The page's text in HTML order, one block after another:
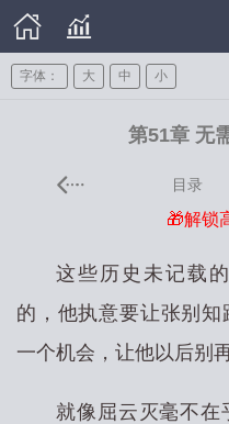
字体： 大 中 小
第51章 无
目录
🎁解锁
这些历史未记载
的，他执意要让张别
一个机会，让他以后别
就像屈云灭毫不在